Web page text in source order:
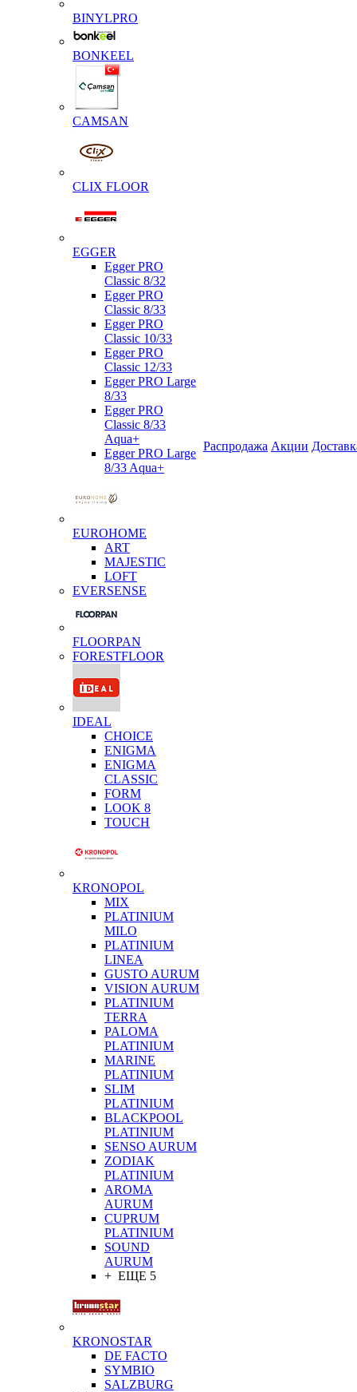
BINYLPRO
BONKEEL
CAMSAN
CLIX FLOOR
EGGER
Egger PRO
Classic 8/32
Egger PRO
Classic 8/33
Egger PRO
Classic 10/33
Egger PRO
Classic 12/33
Egger PRO Large
8/33
Egger PRO
Classic 8/33
Aqua+
Egger PRO Large
8/33 Aqua+
EUROHOME
ART
MAJESTIC
LOFT
EVERSENSE
FLOORPAN
FORESTFLOOR
IDEAL
CHOICE
ENIGMA
ENIGMA
CLASSIC
FORM
LOOK 8
TOUCH
KRONOPOL
MIX
PLATINIUM
MILO
PLATINIUM
LINEA
GUSTO AURUM
VISION AURUM
PLATINIUM
TERRA
PALOMA
PLATINIUM
MARINE
PLATINIUM
SLIM
PLATINIUM
BLACKPOOL
PLATINIUM
SENSO AURUM
ZODIAK
PLATINIUM
AROMA
AURUM
CUPRUM
PLATINIUM
SOUND
AURUM
+ ЕЩЕ 5
KRONOSTAR
DE FACTO
SYMBIO
SALZBURG
Распродажа Акции